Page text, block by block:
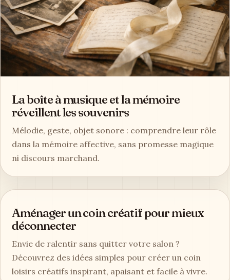
La boîte à musique et la mémoire
réveillent les souvenirs
Mélodie, geste, objet sonore : comprendre leur rôle
dans la mémoire affective, sans promesse magique
ni discours marchand.
Aménager un coin créatif pour mieux
déconnecter
Envie de ralentir sans quitter votre salon ?
Découvrez des idées simples pour créer un coin
loisirs créatifs inspirant, apaisant et facile à vivre.